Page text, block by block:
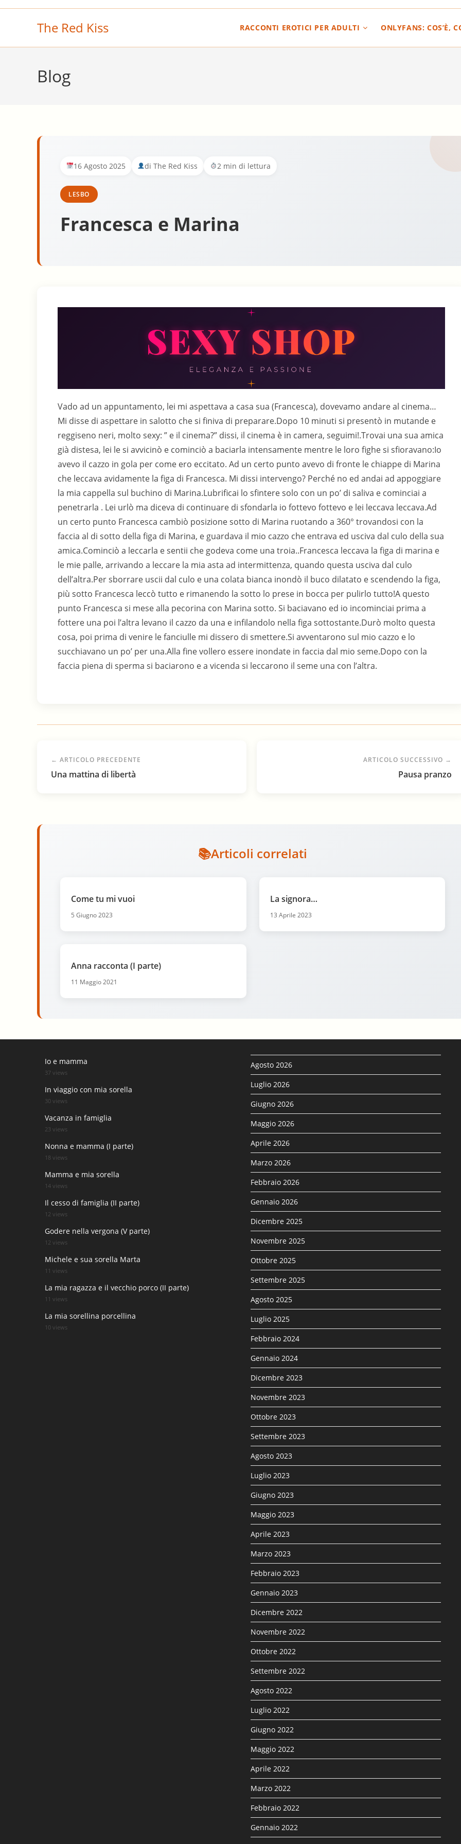
Salta
The Red Kiss RACCONTI EROTICI PER ADULTI ONLYFANS: COS’È,
Blog
16 Agosto 2025 di The Red Kiss 2 min di lettura
LESBO
Francesca e Marina
Vado ad un appuntamento, lei mi aspettava a casa sua (Francesca), dovevamo andare al cinema…
Mi disse di aspettare in salotto che si finiva di preparare.Dopo 10 minuti si presentò in mutande e
reggiseno neri, molto sexy: ” e il cinema?” dissi, il cinema è in camera, seguimi!.Trovai una sua amica
già distesa, lei le si avvicinò e cominciò a baciarla intensamente mentre le loro fighe si sfioravano:Io
avevo il cazzo in gola per come ero eccitato. Ad un certo punto avevo di fronte le chiappe di Marina
che leccava avidamente la figa di Francesca. Mi dissi intervengo? Perché no ed andai ad appoggiare
la mia cappella sul buchino di Marina.Lubrificai lo sfintere solo con un po’ di saliva e cominciai a
penetrarla . Lei urlò ma diceva di continuare di sfondarla io fottevo fottevo e lei leccava leccava.Ad
un certo punto Francesca cambiò posizione sotto di Marina ruotando a 360° trovandosi con la
faccia al di sotto della figa di Marina, e guardava il mio cazzo che entrava ed usciva dal culo della sua
amica.Cominciò a leccarla e sentii che godeva come una troia..Francesca leccava la figa di marina e
le mie palle, arrivando a leccare la mia asta ad intermittenza, quando questa usciva dal culo
dell’altra.Per sborrare uscii dal culo e una colata bianca inondò il buco dilatato e scendendo la figa,
più sotto Francesca leccò tutto e rimanendo la sotto lo prese in bocca per pulirlo tutto!A questo
punto Francesca si mese alla pecorina con Marina sotto. Si baciavano ed io incominciai prima a
fottere una poi l’altra levano il cazzo da una e infilandolo nella figa sottostante.Durò molto questa
cosa, poi prima di venire le fanciulle mi dissero di smettere.Si avventarono sul mio cazzo e lo
succhiavano un po’ per una.Alla fine vollero essere inondate in faccia dal mio seme.Dopo con la
faccia piena di sperma si baciarono e a vicenda si leccarono il seme una con l’altra.
← ARTICOLO PRECEDENTE
Una mattina di libertà
ARTICOLO SUCCESSIVO →
Pausa pranzo
Articoli correlati
Come tu mi vuoi
5 Giugno 2023
La signora…
13 Aprile 2023
Anna racconta (I parte)
11 Maggio 2021
Io e mamma
37 views
In viaggio con mia sorella
30 views
Vacanza in famiglia
23 views
Nonna e mamma (I parte)
18 views
Mamma e mia sorella
14 views
Il cesso di famiglia (II parte)
12 views
Godere nella vergona (V parte)
12 views
Michele e sua sorella Marta
11 views
La mia ragazza e il vecchio porco (II parte)
11 views
La mia sorellina porcellina
10 views
Agosto 2026
Luglio 2026
Giugno 2026
Maggio 2026
Aprile 2026
Marzo 2026
Febbraio 2026
Gennaio 2026
Dicembre 2025
Novembre 2025
Ottobre 2025
Settembre 2025
Agosto 2025
Luglio 2025
Febbraio 2024
Gennaio 2024
Dicembre 2023
Novembre 2023
Ottobre 2023
Settembre 2023
Agosto 2023
Luglio 2023
Giugno 2023
Maggio 2023
Aprile 2023
Marzo 2023
Febbraio 2023
Gennaio 2023
Dicembre 2022
Novembre 2022
Ottobre 2022
Settembre 2022
Agosto 2022
Luglio 2022
Giugno 2022
Maggio 2022
Aprile 2022
Marzo 2022
Febbraio 2022
Gennaio 2022